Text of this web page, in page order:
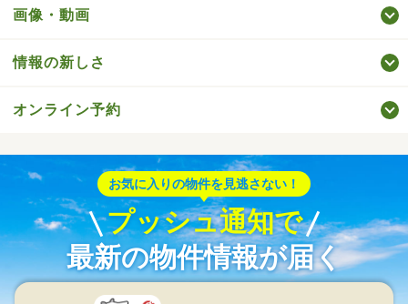
画像・動画
情報の新しさ
オンライン予約
お気に入りの物件を見逃さない！
プッシュ通知で
最新の物件情報が届く